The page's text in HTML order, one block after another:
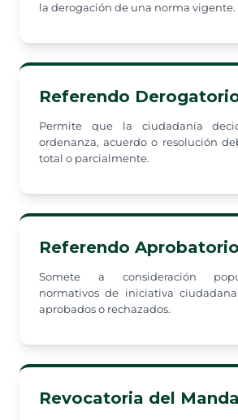
la derogación de una norma vigente.
Referendo
Permite que la ciudadanía
ordenanza, acuerdo o resolución
total o parcialmente.
Referendo Aprobatorio
Somete a consideración
normativos de iniciativa
aprobados o rechazados.
Revocatoria del